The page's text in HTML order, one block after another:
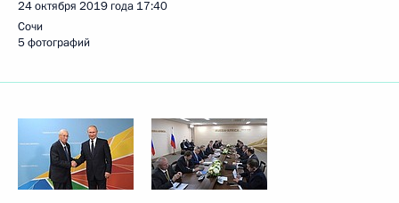
24 октября 2019 года 17:40
Сочи
5 фотографий